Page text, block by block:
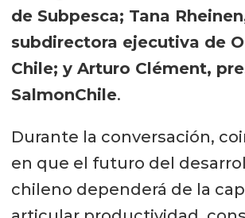
de Subpesca; Tana
subdirectora ejecutiva de
Chile; y Arturo Clément,
SalmonChile.
Durante la conversación,
en que el futuro del
chileno dependerá de la